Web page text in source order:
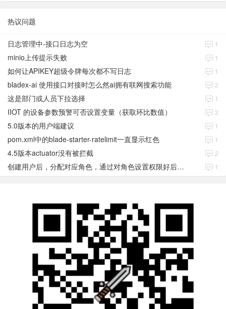
热议问题
日志管理中-接口日志为空 1
minio上传提示失败 1
如何让APIKEY超级令牌每次都不写日志 1
bladex-ai 使用接口对接时怎么然ai拥有联网搜索功能 2
这是部门或人员下拉选择 1
IIOT 的设备参数预警可否设置变量（获取环比数值） 2
5.0版本的用户端建议 1
pom.xml中的blade-starter-ratelimit一直显示红色 1
4.5版本actuator没有被拦截 2
创建用户后，分配对应角色，通过对角色设置权限好后，登录当前用户后。查看不到当前已分配对应角色权限数据 1